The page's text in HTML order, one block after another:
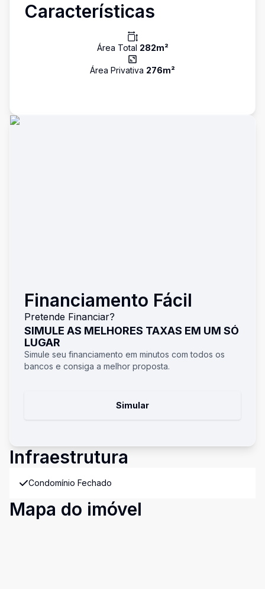
Características
Área Total 282m²
Área Privativa 276m²
Financiamento Fácil
Pretende Financiar?
SIMULE AS MELHORES TAXAS EM UM SÓ
LUGAR
Simule seu financiamento em minutos com todos os
bancos e consiga a melhor proposta.
Simular
Infraestrutura
Condomínio Fechado
Mapa do imóvel